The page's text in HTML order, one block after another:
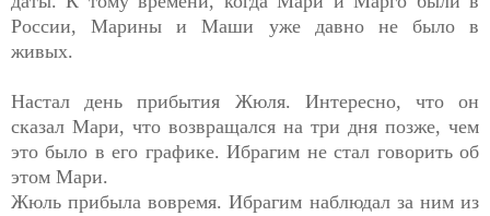
России, Марины и Маши уже давно не было в
живых.
Настал день прибытия Жюля. Интересно, что он
сказал Мари, что возвращался на три дня позже, чем
это было в его графике. Ибрагим не стал говорить об
этом Мари.
Жюль прибыла вовремя. Ибрагим наблюдал за ним из